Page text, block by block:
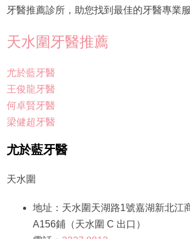
牙醫推薦診所，助您找到最佳的牙醫專業服
天水圍牙醫推薦
尤於藍牙醫
王俊龍牙醫
何卓賢牙醫
梁健超牙醫
尤於藍牙醫
天水圍
地址：天水圍天湖路1號嘉湖新北江
A156鋪（天水圍 C 出口）